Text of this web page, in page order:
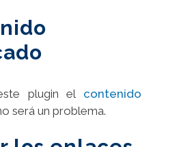
plugin el contenido
será un problema.